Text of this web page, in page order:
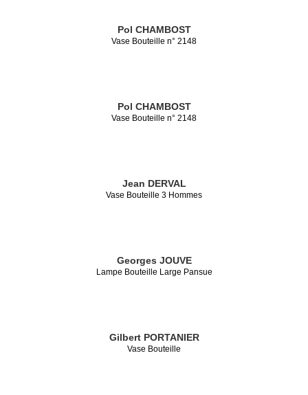
Pol CHAMBOST
Vase Bouteille n° 2148
Pol CHAMBOST
Vase Bouteille n° 2148
Jean DERVAL
Vase Bouteille 3 Hommes
Georges JOUVE
Lampe Bouteille Large Pansue
Gilbert PORTANIER
Vase Bouteille